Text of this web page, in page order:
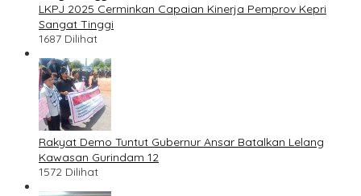
LKPJ 2025 Cerminkan Capaian Kinerja Pemprov Kepri
Sangat Tinggi
1687 Dilihat
Rakyat Demo Tuntut Gubernur Ansar Batalkan Lelang
Kawasan Gurindam 12
1572 Dilihat